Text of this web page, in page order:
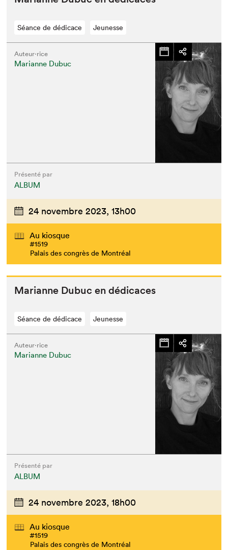
Séance de dédicace Jeunesse
Auteur·rice
Marianne Dubuc
Présenté par
ALBUM
24 novembre 2023, 13h00
Au kiosque
#1519
Palais des congrès de Montréal
Mar­i­anne Dubuc en dédicaces
Séance de dédicace Jeunesse
Auteur·rice
Marianne Dubuc
Présenté par
ALBUM
24 novembre 2023, 18h00
Au kiosque
#1519
Palais des congrès de Montréal